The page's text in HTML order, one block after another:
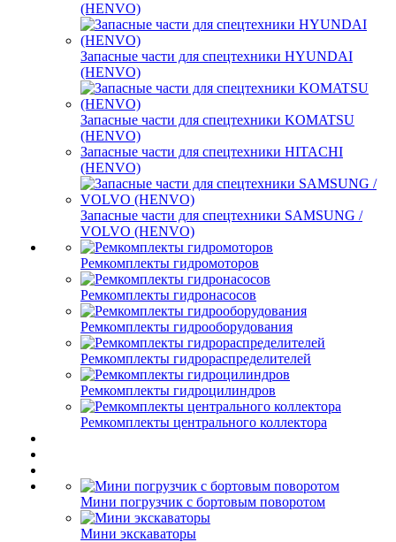
(HENVO)
Запасные части для спецтехники HYUNDAI
(HENVO)
Запасные части для спецтехники KOMATSU
(HENVO)
Запасные части для спецтехники HITACHI
(HENVO)
Запасные части для спецтехники SAMSUNG /
VOLVO (HENVO)
Ремкомплекты гидромоторов
Ремкомплекты гидронасосов
Ремкомплекты гидрооборудования
Ремкомплекты гидрораспределителей
Ремкомплекты гидроцилиндров
Ремкомплекты центрального коллектора
Мини погрузчик с бортовым поворотом
Мини экскаваторы